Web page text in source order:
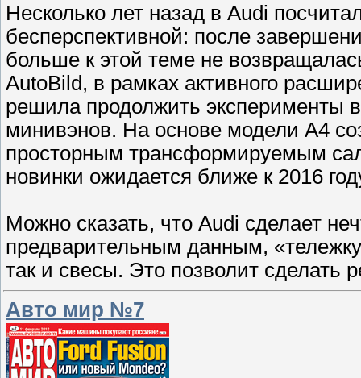
Несколько лет назад в Audi
бесперспективной: после
больше к этой теме не
AutoBild, в рамках активного
решила продолжить эксперименты
минивэнов. На основе модели А4
просторным трансформируемым
новинки ожидается ближе к 2016
Можно сказать, что Audi сделает
предварительным данным,
так и свесы. Это позволит сделать
Авто мир №7